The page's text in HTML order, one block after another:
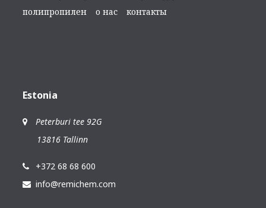
полипропилен
о нас контакты
Estonia
Peterburi tee 92G
13816 Tallinn
+372 68 68 600
info@remichem.com